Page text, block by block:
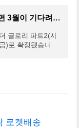
더 글로리 파트2 예고편 3월이 기다려져 연진아
글로리 파트2(시
)로 확정됐습니다.
로켓배송